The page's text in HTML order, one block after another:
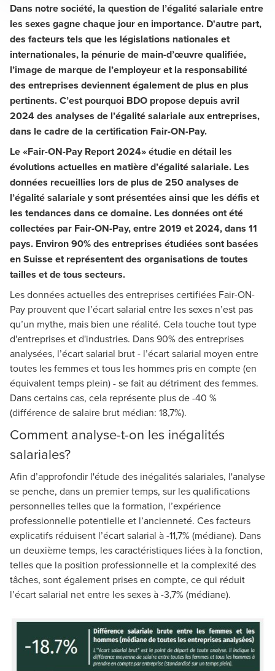
Dans notre société, la question de l’égalité salariale entre
les sexes gagne chaque jour en importance. D'autre part,
des facteurs tels que les législations nationales et
internationales, la pénurie de main-d’œuvre qualifiée,
l’image de marque de l’employeur et la responsabilité
des entreprises deviennent également de plus en plus
pertinents. C’est pourquoi BDO propose depuis avril
2024 des analyses de l’égalité salariale aux entreprises,
dans le cadre de la certification Fair-ON-Pay.
Le «Fair-ON-Pay Report 2024» étudie en détail les
évolutions actuelles en matière d’égalité salariale. Les
données recueillies lors de plus de 250 analyses de
l’égalité salariale y sont présentées ainsi que les défis et
les tendances dans ce domaine. Les données ont été
collectées par Fair-ON-Pay, entre 2019 et 2024, dans 11
pays. Environ 90% des entreprises étudiées sont basées
en Suisse et représentent des organisations de toutes
tailles et de tous secteurs.
Les données actuelles des entreprises certifiées Fair-ON-
Pay prouvent que l’écart salarial entre les sexes n’est pas
qu’un mythe, mais bien une réalité. Cela touche tout type
d'entreprises et d'industries. Dans 90% des entreprises
analysées, l’écart salarial brut - l’écart salarial moyen entre
toutes les femmes et tous les hommes pris en compte (en
équivalent temps plein) - se fait au détriment des femmes.
Dans certains cas, cela représente plus de -40 %
(différence de salaire brut médian: 18,7%).
Comment analyse-t-on les inégalités
salariales?
Afin d’approfondir l'étude des inégalités salariales, l'analyse
se penche, dans un premier temps, sur les qualifications
personnelles telles que la formation, l’expérience
professionnelle potentielle et l’ancienneté. Ces facteurs
explicatifs réduisent l’écart salarial à -11,7% (médiane). Dans
un deuxième temps, les caractéristiques liées à la fonction,
telles que la position professionnelle et la complexité des
tâches, sont également prises en compte, ce qui réduit
l’écart salarial net entre les sexes à -3,7% (médiane).
Alice Senn
Performance Advisory, Soleure
Birgit Goldkamp
Risk Advisory Services, Zurich
Oliver Wullschleger
Performance Advisory, Berne